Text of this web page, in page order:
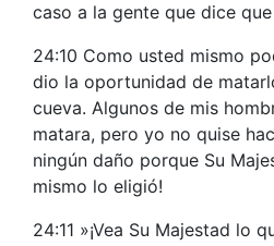
caso a la gente que dice
24:10 Como usted mismo
dio la oportunidad de
cueva. Algunos de mis
matara, pero yo no quise
ningún daño porque Su
mismo lo eligió!
24:11 »¡Vea Su Majestad lo